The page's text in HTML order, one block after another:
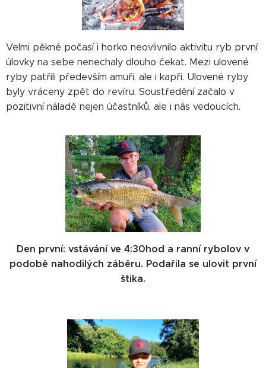
Velmi pěkné počasí i horko neovlivnilo aktivitu ryb první
úlovky na sebe nenechaly dlouho čekat. Mezi ulovené
ryby patřili především amuři, ale i kapři. Ulovené ryby
byly vráceny zpět do revíru. Soustředění začalo v
pozitivní náladě nejen účastníků, ale i nás vedoucích.
Den první: vstávání ve 4:30hod a ranní rybolov v
podobě nahodilých záběru. Podařila se ulovit první
štika.